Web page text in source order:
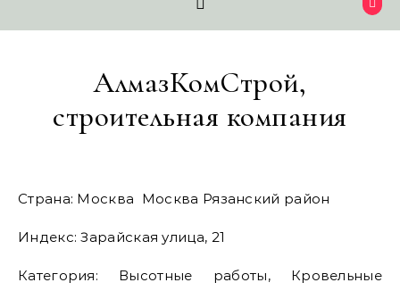
АлмазКомСтрой,
строительная компания
Страна: Москва Москва Рязанский район
Индекс: Зарайская улица, 21
Категория: Высотные работы, Кровельные